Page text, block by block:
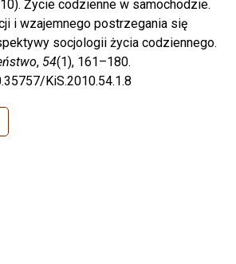
Życie codzienne w samochodzie.
i wzajemnego postrzegania się
socjologii życia codziennego.
, 54(1), 161–180.
KiS.2010.54.1.8